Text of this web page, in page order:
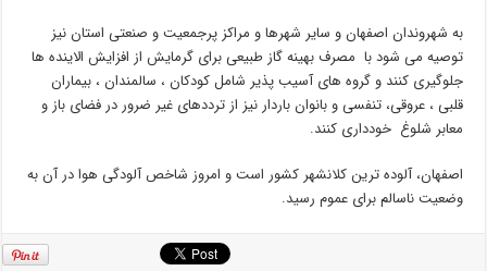
به شهروندان اصفهان و سایر شهرها و مراکز پرجمعیت و صنعتی استان نیز
توصیه می شود با مصرف بهینه گاز طبیعی برای گرمایش از افزایش الاینده ها
جلوگیری کنند و گروه های آسیب پذیر شامل کودکان ، سالمندان ، بیماران
قلبی ، عروقی، تنفسی و بانوان باردار نیز از ترددهای غیر ضرور در فضای باز و
معابر شلوغ خودداری کنند.
اصفهان، آلوده ترین کلانشهر کشور است و امروز شاخص آلودگی هوا در آن به
وضعیت ناسالم برای عموم رسید.